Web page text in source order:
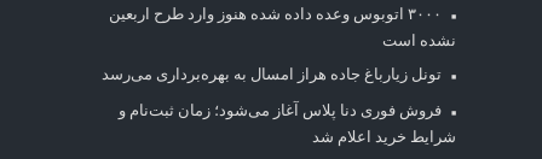
۳۰۰۰ اتوبوس وعده داده شده هنوز وارد طرح اربعین
نشده است
تونل زیارباغ جاده هراز امسال به بهره‌برداری می‌رسد
فروش فوری دنا پلاس آغاز می‌شود؛ زمان ثبت‌نام و
شرایط خرید اعلام شد